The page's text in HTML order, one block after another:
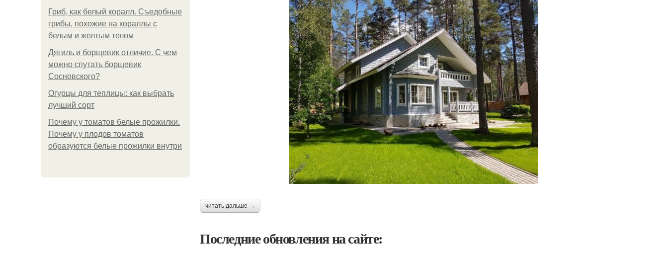
Гриб, как белый коралл. Съедобные
грибы, похожие на кораллы с
белым и желтым телом
Дягиль и борщевик отличие. С чем
можно спутать борщевик
Сосновского?
Огурцы для теплицы: как выбрать
лучший сорт
Почему у томатов белые прожилки.
Почему у плодов томатов
образуются белые прожилки внутри
читать дальше →
Последние обновления на сайте: